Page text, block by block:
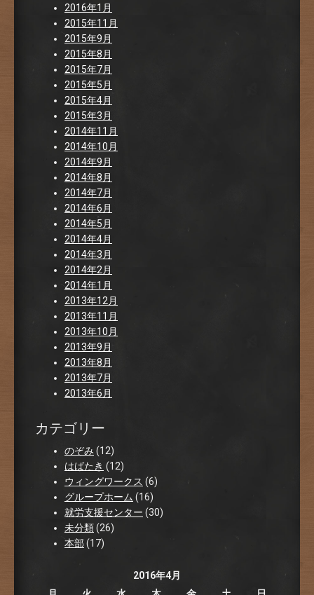
2016年1月
2015年11月
2015年9月
2015年8月
2015年7月
2015年5月
2015年4月
2015年3月
2014年11月
2014年10月
2014年9月
2014年8月
2014年7月
2014年6月
2014年5月
2014年4月
2014年3月
2014年2月
2014年1月
2013年12月
2013年11月
2013年10月
2013年9月
2013年8月
2013年7月
2013年6月
カテゴリー
のぞみ (12)
はばたき (12)
ウィングワークス (6)
グループホーム (16)
就労支援センター (30)
未分類(26)
本部 (17)
2016年4月